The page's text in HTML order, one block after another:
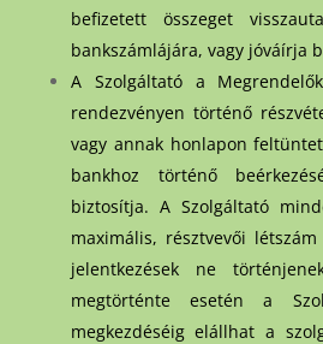
befizetett összeget
bankszámlájára, vagy jóváírja
A Szolgáltató a
rendezvényen történő
vagy annak honlapon
bankhoz történő
biztosítja. A Szolgáltató
maximális, résztvevői
jelentkezések ne
megtörténte esetén a
megkezdéséig elállhat a